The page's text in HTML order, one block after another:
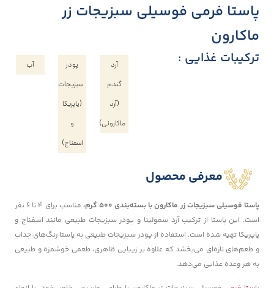
پاستا فرمی فوسیلی سبزیجات زر
ماکارون
ترکیبات غذایی :
آرد
گندم
(آرد
ماکارونی)
پودر
سبزیجات
(پاپریکا
و
اسفناج)
آب
معرفی محصول
پاستا فوسیلی سبزیجات زر ماکارون با بسته‌بندی ۵۰۰ گرم،
مناسب برای ۴ تا ۶ نفر
است. این پاستا از ترکیب آرد سمولینا و پودر سبزیجات طبیعی مانند اسفناج و
پاپریکا تهیه شده است. استفاده از پودر سبزیجات طبیعی به پاستا رنگ‌های جذاب
و طعم‌های تازه‌ای می‌بخشد که علاوه بر زیبایی ظاهری، طعمی خوشمزه و طبیعی
به هر وعده غذایی می‌دهد.